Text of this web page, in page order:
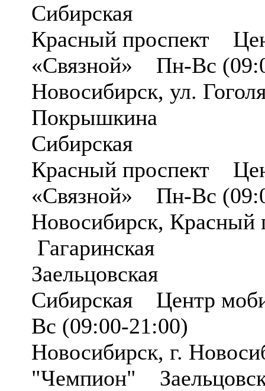
Сибирская
Красный проспект
«Связной» Пн-Вс
Новосибирск, ул.
Покрышкина
Сибирская
Красный проспект
«Связной» Пн-Вс
Новосибирск,
Гагаринская
Заельцовская
Сибирская Центр
Вс (09:00-21:00)
Новосибирск, г.
"Чемпион"